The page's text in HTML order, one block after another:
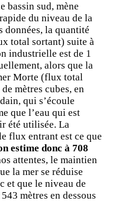
bassin sud, mène
du niveau de la
données, la quantité
total sortant) suite à
industrielle est de 1
alors que la
Morte (flux total
mètres cubes, en
qui s’écoule
que l’eau qui est
été utilisée. La
flux entrant est ce que
estime donc à 708
attentes, le maintien
la mer se réduise
et que le niveau de
mètres en dessous